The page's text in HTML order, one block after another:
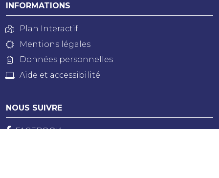
INFORMATIONS
Plan Interactif
Mentions légales
Données personnelles
Aide et accessibilité
NOUS SUIVRE
FACEBOOK